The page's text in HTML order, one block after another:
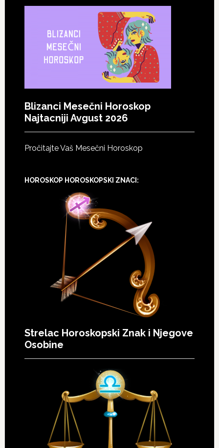
Blizanci Mesečni Horoskop
Najtacniji Avgust 2026
Pročitajte Vaš Mesečni Horoskop
HOROSKOP HOROSKOPSKI ZNACI:
Strelac Horoskopski Znak i Njegove
Osobine